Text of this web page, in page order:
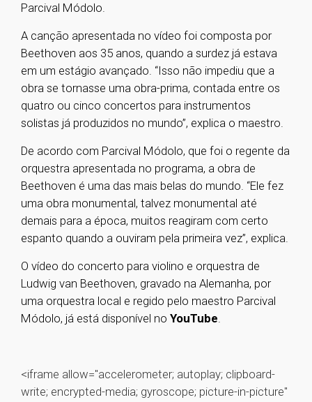
Parcival Módolo.
A canção apresentada no vídeo foi composta por
Beethoven aos 35 anos, quando a surdez já estava
em um estágio avançado. “Isso não impediu que a
obra se tornasse uma obra-prima, contada entre os
quatro ou cinco concertos para instrumentos
solistas já produzidos no mundo”, explica o maestro.
De acordo com Parcival Módolo, que foi o regente da
orquestra apresentada no programa, a obra de
Beethoven é uma das mais belas do mundo. “Ele fez
uma obra monumental, talvez monumental até
demais para a época, muitos reagiram com certo
espanto quando a ouviram pela primeira vez”, explica.
O vídeo do concerto para violino e orquestra de
Ludwig van Beethoven, gravado na Alemanha, por
uma orquestra local e regido pelo maestro Parcival
Módolo, já está disponível no YouTube.
<iframe allow="accelerometer; autoplay; clipboard-
write; encrypted-media; gyroscope; picture-in-picture"